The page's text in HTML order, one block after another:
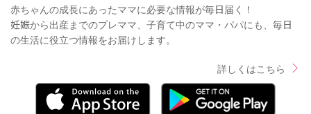
赤ちゃんの成長にあったママに必要な情報が毎日届く！
妊娠から出産までのプレママ、子育て中のママ・パパにも、毎日
の生活に役立つ情報をお届けします。
詳しくはこちら